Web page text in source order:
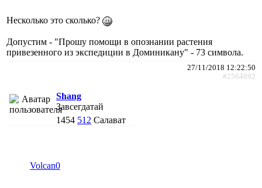
Несколько это сколько?
Допустим - "Прошу помощи в опознании растения
привезенного из экспедиции в Доминикану" - 73 символа.
27/11/2018 12:22:50
#2564892
Shang
Завсегдатай
1454 512 Салават
Volcan0